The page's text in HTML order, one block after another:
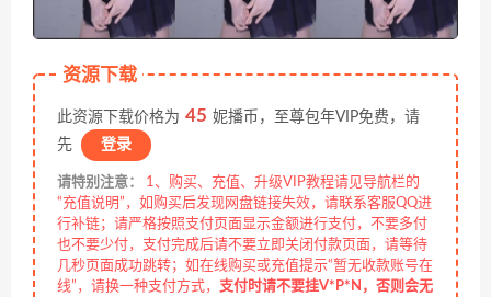
资源下载
此资源下载价格为 45 妮播币，至尊包年VIP免费，请
先
登录
请特别注意：
1、购买、充值、升级VIP教程请见导航栏的
“充值说明”，如购买后发现网盘链接失效，请联系客服QQ进
行补链；请严格按照支付页面显示金额进行支付，不要多付
也不要少付，支付完成后请不要立即关闭付款页面，请等待
几秒页面成功跳转；如在线购买或充值提示“暂无收款账号在
线”，请换一种支付方式， 支付时请不要挂V*P*N，否则会无